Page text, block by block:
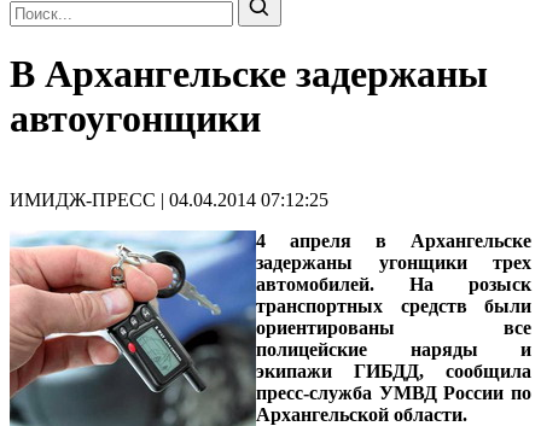
В Архангельске задержаны
автоугонщики
ИМИДЖ-ПРЕСС | 04.04.2014 07:12:25
4 апреля в Архангельске
задержаны угонщики трех
автомобилей. На розыск
транспортных средств были
ориентированы все
полицейские наряды и
экипажи ГИБДД, сообщила
пресс-служба УМВД России по
Архангельской области.